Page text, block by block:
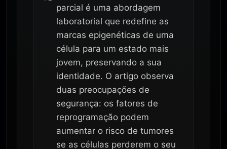
parcial é uma abordagem
laboratorial que redefine as
marcas epigenéticas de uma
célula para um estado mais
jovem, preservando a sua
identidade. O artigo observa
duas preocupações de
segurança: os fatores de
reprogramação podem
aumentar o risco de tumores
se as células perderem o seu